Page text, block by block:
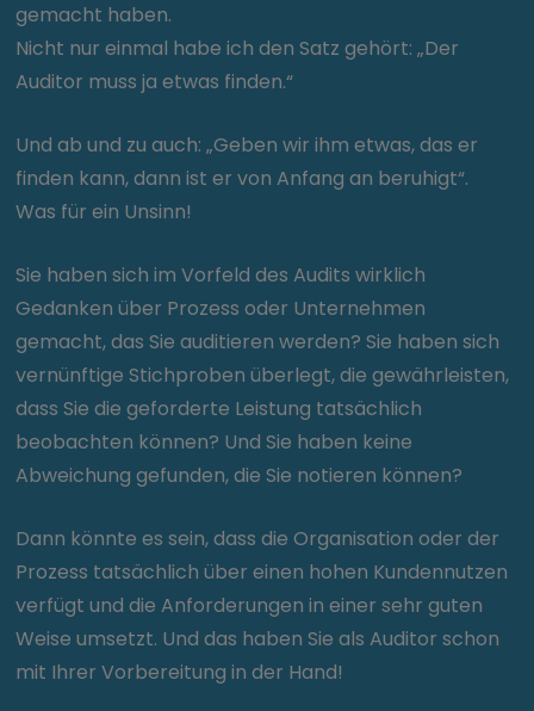
gemacht haben.
Nicht nur einmal habe ich den Satz gehört: „Der
Auditor muss ja etwas finden.“
Und ab und zu auch: „Geben wir ihm etwas, das er
finden kann, dann ist er von Anfang an beruhigt“.
Was für ein Unsinn!
Sie haben sich im Vorfeld des Audits wirklich
Gedanken über Prozess oder Unternehmen
gemacht, das Sie auditieren werden? Sie haben sich
vernünftige Stichproben überlegt, die gewährleisten,
dass Sie die geforderte Leistung tatsächlich
beobachten können? Und Sie haben keine
Abweichung gefunden, die Sie notieren können?
Dann könnte es sein, dass die Organisation oder der
Prozess tatsächlich über einen hohen Kundennutzen
verfügt und die Anforderungen in einer sehr guten
Weise umsetzt. Und das haben Sie als Auditor schon
mit Ihrer Vorbereitung in der Hand!